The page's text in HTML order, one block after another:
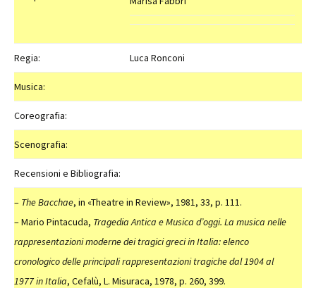
Regia: Luca Ronconi
Musica:
Coreografia:
Scenografia:
Recensioni e Bibliografia:
– The Bacchae, in «Theatre in Review», 1981, 33, p. 111.
– Mario Pintacuda, Tragedia Antica e Musica d’oggi. La musica nelle
rappresentazioni moderne dei tragici greci in Italia: elenco
cronologico delle principali rappresentazioni tragiche dal 1904 al
1977in Italia, Cefalù, L. Misuraca, 1978, p. 260, 399.